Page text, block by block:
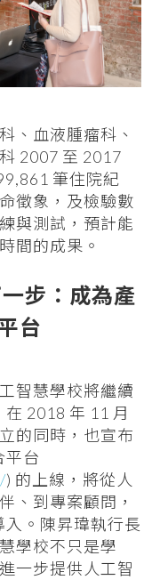
、血液腫瘤科、
2007 至 2017
筆住院紀
徵象，及檢驗數
與測試，預計能
間的成果。
步：成為產
台
智慧學校將繼續
2018 年 11 月
的同時，也宣布
平台
) 的上線，將從人
、到專案顧問，
。陳昇瑋執行長
學校不只是學
一步提供人工智